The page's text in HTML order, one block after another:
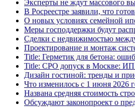
Эксперты не ждут массового
В Росреестре заявили, что
О новых условиях семейной
Меры господдержки будут
Сделки с недвижимостью
Проектирование и монтаж
Title: Герметик для бетона:
Title: СРО допуск в Москве:
Дизайн гостиной: тренды и
Что изменилось с 1 июня 2026
Названа средняя стоимость
Обсуждают законопроект о